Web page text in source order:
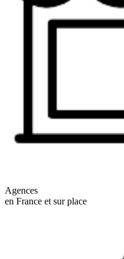
Agences
en France et sur place